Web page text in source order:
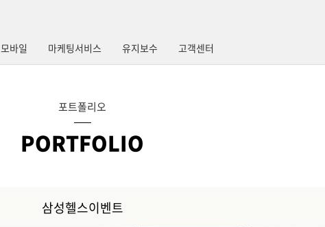
모바일 마케팅서비스 유지보수 고객센터
포트폴리오
PORTFOLIO
삼성헬스이벤트